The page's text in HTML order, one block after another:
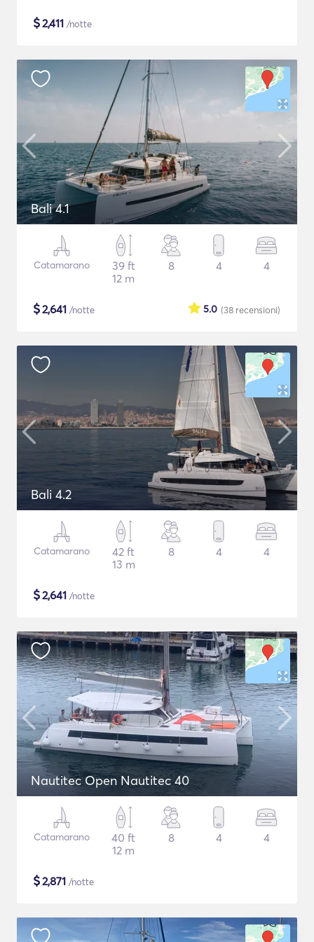
$2,411 /notte
Bali 4.1
Catamarano
39 ft
12 m
8 4 4
$2,641 /notte (38 recensioni)
5.0
Bali 4.2
Catamarano
42 ft
13 m
8 4 4
$2,641 /notte
Nautitec Open Nautitec 40
Catamarano
40 ft
12 m
8 4 4
$2,871 /notte